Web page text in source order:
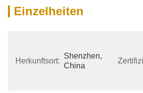
Einzelheiten
Herkunftsort:
Shenzhen,
China